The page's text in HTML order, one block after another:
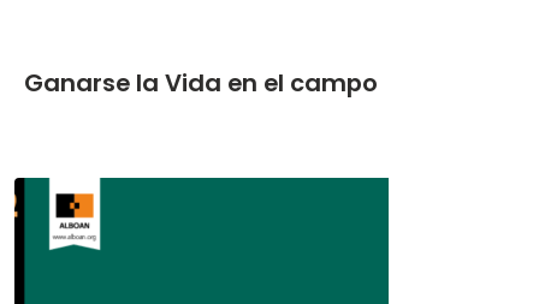
Ganarse la Vida en el campo